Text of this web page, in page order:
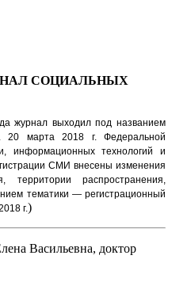
СОЦИАЛЬНЫХ
журнал выходил под названием
20 марта 2018 г. Федеральной
информационных технологий и
СМИ внесены изменения
распространения,
тематики — регистрационный
г.)
Васильевна, доктор